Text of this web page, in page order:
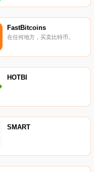
FastBitcoins
在任何地方，买卖比特币。
HOTBI
SMART